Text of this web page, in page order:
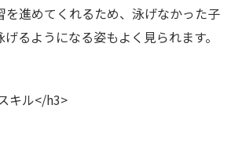
を進めてくれるため、泳げなかった子
るようになる姿もよく見られます。
キル</h3>